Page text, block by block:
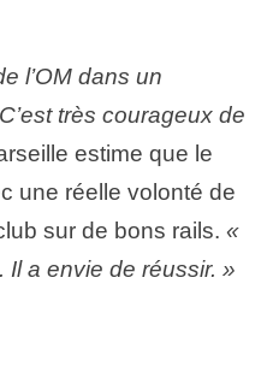
l’OM dans un
très courageux de
estime que le
une réelle volonté de
sur de bons rails. «
Il a envie de réussir. »